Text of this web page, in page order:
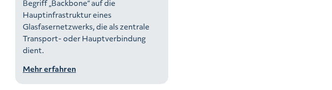
Begriff „Backbone“ auf die
Hauptinfrastruktur eines
Glasfasernetzwerks, die als zentrale
Transport- oder Hauptverbindung
dient.
Mehr erfahren